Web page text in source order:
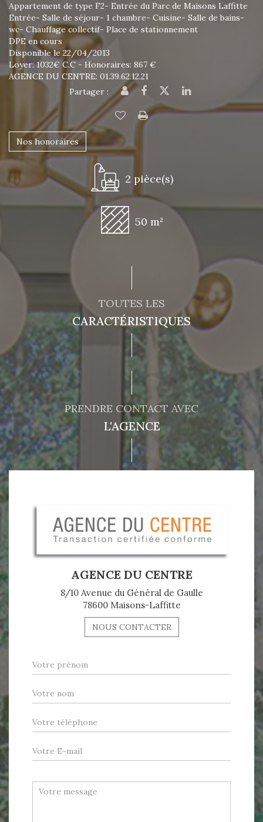
Appartement de type F2- Entrée du Parc de Maisons Laffitte
Entrée- Salle de séjour- 1 chambre- Cuisine- Salle de bains-
wc- Chauffage collectif- Place de stationnement
DPE en cours
Disponible le 22/04/2013
Loyer: 1032€ C.C - Honoraires: 867 €
AGENCE DU CENTRE: 01.39.62.12.21
Partager :
Nos honoraires
2 pièce(s)
50 m²
TOUTES LES
CARACTÉRISTIQUES
PRENDRE CONTACT AVEC
L'AGENCE
AGENCE DU CENTRE
8/10 Avenue du Général de Gaulle
78600 Maisons-Laffitte
NOUS CONTACTER